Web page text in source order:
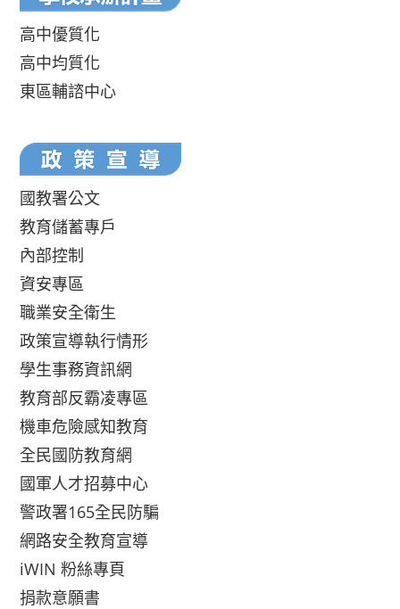
高中優質化
高中均質化
東區輔諮中心
國教署公文
教育儲蓄專戶
內部控制
資安專區
職業安全衛生
政策宣導執行情形
學生事務資訊網
教育部反霸凌專區
機車危險感知教育
全民國防教育網
國軍人才招募中心
警政署165全民防騙
網路安全教育宣導
iWIN 粉絲專頁
捐款意願書